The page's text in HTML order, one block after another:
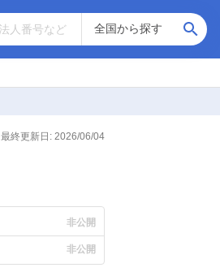
最終更新日: 2026/06/04
非公開
非公開